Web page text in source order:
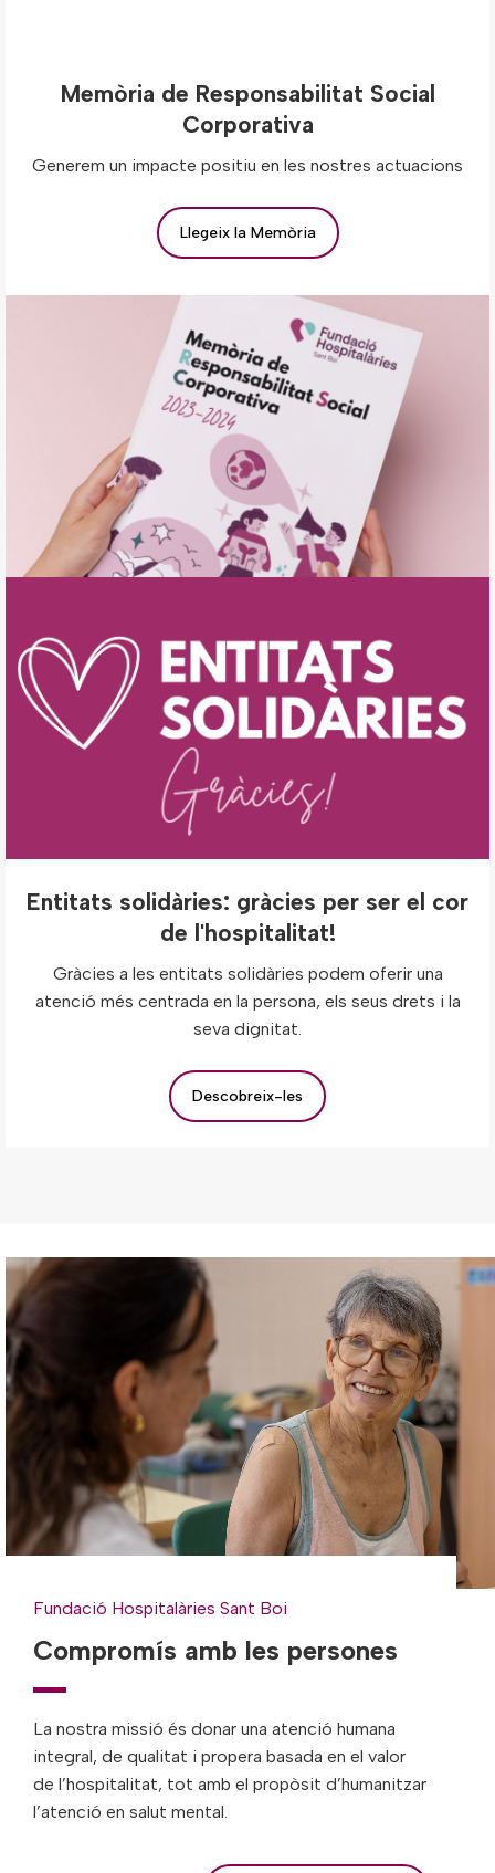
Memòria de Responsabilitat Social
Corporativa
Generem un impacte positiu en les nostres actuacions
Llegeix la Memòria
Entitats solidàries: gràcies per ser el cor
de l'hospitalitat!
Gràcies a les entitats solidàries podem oferir una
atenció més centrada en la persona, els seus drets i la
seva dignitat.
Descobreix-les
Fundació Hospitalàries Sant Boi
Compromís amb les persones
La nostra missió és donar una atenció humana
integral, de qualitat i propera basada en el valor
de l’hospitalitat, tot amb el propòsit d’humanitzar
l’atenció en salut mental.